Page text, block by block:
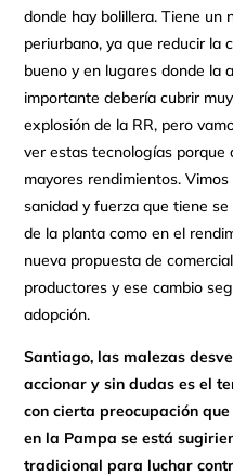
donde hay bolillera. Tiene un
periurbano, ya que reducir la
bueno y en lugares donde la
importante debería cubrir
explosión de la RR, pero
ver estas tecnologías porque
mayores rendimientos.
sanidad y fuerza que tiene
de la planta como en el
nueva propuesta de
productores y ese cambio
adopción.
Santiago, las malezas
accionar y sin dudas es el
con cierta preocupación
en la Pampa se está
tradicional para luchar